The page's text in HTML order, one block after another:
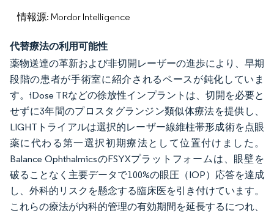
情報源: Mordor Intelligence
代替療法の利用可能性
薬物送達の革新および非切開レーザーの進歩により、早期
段階の患者が手術室に紹介されるペースが鈍化していま
す。iDose TRなどの徐放性インプラントは、切開を必要と
せずに3年間のプロスタグランジン類似体療法を提供し、
LIGHTトライアルは選択的レーザー線維柱帯形成術を点眼
薬に代わる第一選択初期療法として位置付けました。
Balance OphthalmicsのFSYXプラットフォームは、眼壁を
破ることなく主要データで100%の眼圧（IOP）応答を達成
し、外科的リスクを懸念する臨床医を引き付けています。
これらの療法が内科的管理の有効期間を延長するにつれ、